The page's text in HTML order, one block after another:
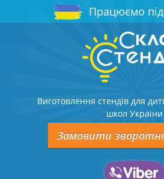
Працюємо під
Виготовлення стендів для
школ України
Замовити